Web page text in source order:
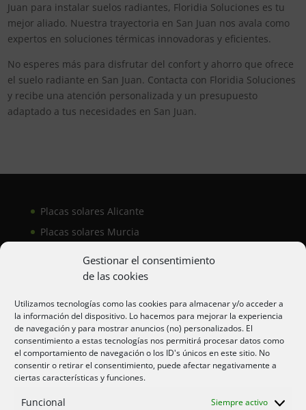
Gestionar el consentimiento
de las cookies
Utilizamos tecnologías como las cookies para almacenar y/o acceder a
la información del dispositivo. Lo hacemos para mejorar la experiencia
de navegación y para mostrar anuncios (no) personalizados. El
consentimiento a estas tecnologías nos permitirá procesar datos como
el comportamiento de navegación o los ID's únicos en este sitio. No
consentir o retirar el consentimiento, puede afectar negativamente a
ciertas características y funciones.
Funcional Siempre activo
Juan para instalar suelos radiantes, Floridia Soluciones es tu
mejor aliado. Nuestra trayectoria en San Juan nos avala como
expertos en soluciones térmicas innovadoras y eficientes.
No esperes más para disfrutar del confort y ahorro que ofrece
el suelo radiante en San Juan. Contacta con Floridia Soluciones
y recibe una atención personalizada y un presupuesto
adaptado a tus necesidades en San Juan.
Placas solares Alicante
Placas solares Murcia
Aire acondicionado Alicante
Aire acondicionador Murcia
Aire acondicionado San Juan